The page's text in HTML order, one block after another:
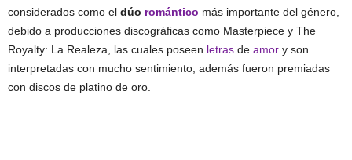
considerados como el dúo romántico más importante del género,
debido a producciones discográficas como Masterpiece y The
Royalty: La Realeza, las cuales poseen letras de amor y son
interpretadas con mucho sentimiento, además fueron premiadas
con discos de platino de oro.